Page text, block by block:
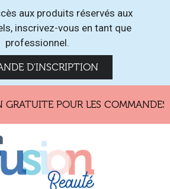
aux produits réservés aux
inscrivez-vous en tant que
professionnel.
D'INSCRIPTION
GRATUITE POUR LES